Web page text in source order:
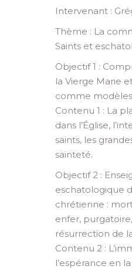
Intervenant :
Thème : La
Saints et
Objectif 1 :
la Vierge Marie
comme
Contenu 1 : La
dans l’Église,
saints, les
sainteté.
Objectif 2 :
eschatologique
chrétienne :
enfer,
résurrection de
Contenu 2 :
l’espérance en